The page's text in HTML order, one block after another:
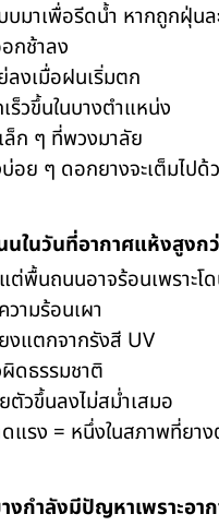
มาเพื่อรีดน้ำ หากถูกฝุ่นล
กช้าลง
ลงเมื่อฝนเริ่มตก
ร็วขึ้นในบางตำแหน่ง
ล็ก ๆ ที่พวงมาลัย
อย ๆ ดอกยางจะเต็มไป
ในวันที่อากาศแห้งสูงก
ต่พื้นถนนอาจร้อนเพราะ
ามร้อนเผา
งแตกจากรังสี UV
ดธรรมชาติ
ตัวขึ้นลงไม่สม่ำเสมอ
แรง = หนึ่งในสภาพที่ยา
กำลังมีปัญหาเพราะอา